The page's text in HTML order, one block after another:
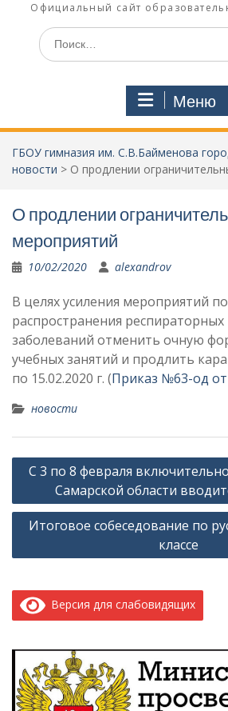
Официальный сайт
Поиск
по:
Меню
ГБОУ гимназия им. С.В.Байменова
новости > О продлении
О продлении
мероприятий
10/02/2020 alexandrov
В целях усиления мероприятий
распространения
заболеваний отменить очную
учебных занятий и продлить
по 15.02.2020 г. (Приказ №63-од от
новости
Навигация
записям
С 3 по 8 февраля
Самарской области
Итоговое собеседование по
классе
Версия для слабовидящих